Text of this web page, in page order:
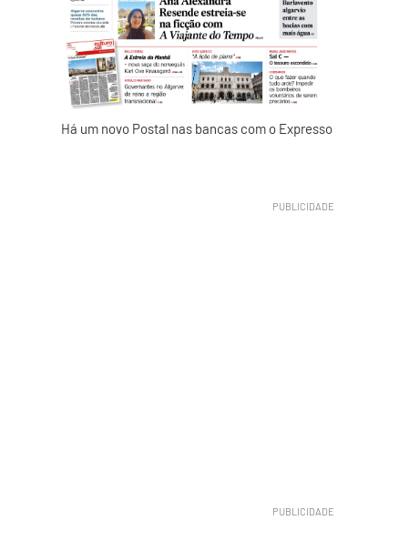
Há um novo Postal nas bancas com o Expresso